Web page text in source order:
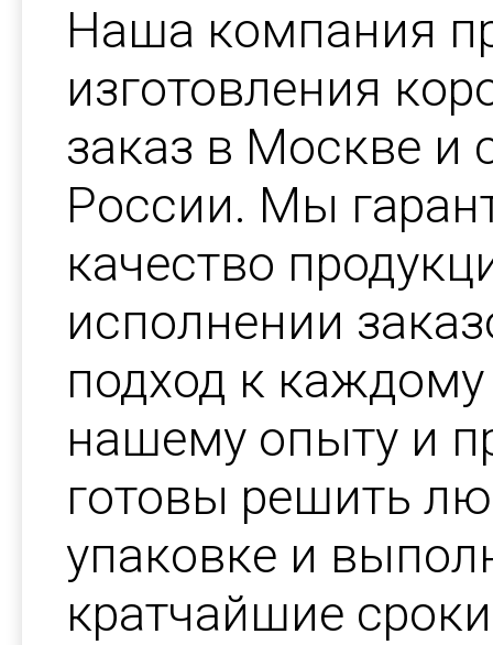
Наша компания
изготовления
заказ в Москве и
России. Мы
качество
исполнении
подход к
нашему опыту и
готовы решить
упаковке и
кратчайшие